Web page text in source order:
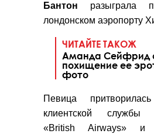
Бантон разыграла
лондонском аэропорту
ЧИТАЙТЕ ТАКОЖ
Аманда Сейфрид
похищение ее
фото
Певица
клиентской службы
«British Airways» и